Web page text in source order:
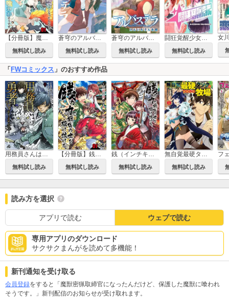
【分冊版】魔獣密猟取締官になったんだけど、保護した魔獣に喰われそうです。
無料試し読み
蒼穹のアルバステラ
無料試し読み
蒼穹のアルバステラ WEBコミックガンマ連載版
無料試し読み
闘狂覚醒少女【分冊版】
無料試し読み
「 FWコミックス 」のおすすめ作品
用務員さんは勇者じゃありませんので
無料試し読み 無料試し読み
銭（インチキ）の力で、戦国の世を駆け抜ける。
無料試し読み 無料試し読み
読み方を選択
アプリで読む ウェブで読む
専用アプリのダウンロード
サクサクまんがを読めて多機能！
新刊通知を受け取る
会員登録をすると「魔獣密猟取締官になったんだけど、保護した魔獣に喰われ
そうです。」新刊配信のお知らせが受け取れます。